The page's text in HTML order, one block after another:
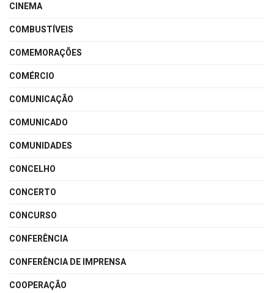
CINEMA
COMBUSTÍVEIS
COMEMORAÇÕES
COMÉRCIO
COMUNICAÇÃO
COMUNICADO
COMUNIDADES
CONCELHO
CONCERTO
CONCURSO
CONFERÊNCIA
CONFERÊNCIA DE IMPRENSA
COOPERAÇÃO